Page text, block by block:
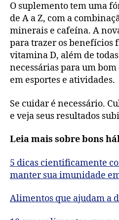
O suplemento tem uma
de A a Z, com a
minerais e cafeína. A
para trazer os benefícios
vitamina D, além de
necessárias para um
em esportes e atividades.
Se cuidar é necessário.
e veja seus resultados
Leia mais sobre bons
5 dicas cientificamente
manter sua imunidade
Alimentos que ajudam a